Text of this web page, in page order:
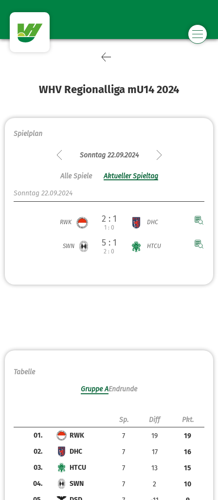
WHV Regionalliga mU14 2024
Spielplan
Sonntag 22.09.2024
Alle Spiele Aktueller Spieltag
Sonntag 22.09.2024
RWK 2 : 1
1 : 0
DHC
SWN 5 : 1
2 : 0
HTCU
Tabelle
Gruppe AEndrunde
Sp. Diff
Pkt.
01.
RWK 7 19
19
02.
DHC 7 17
16
03.
HTCU 7 13
15
04.
SWN 7 2
10